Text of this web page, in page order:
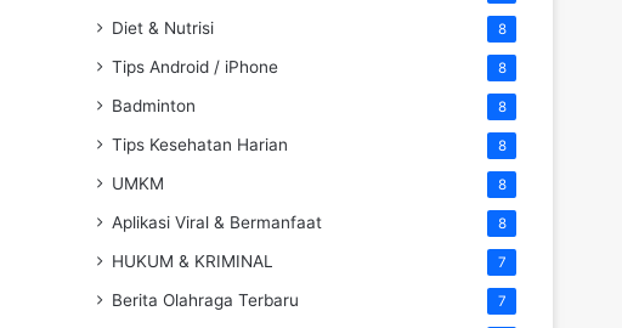
Diet & Nutrisi 8
Tips Android / iPhone 8
Badminton 8
Tips Kesehatan Harian 8
UMKM 8
Aplikasi Viral & Bermanfaat 8
HUKUM & KRIMINAL 7
Berita Olahraga Terbaru 7